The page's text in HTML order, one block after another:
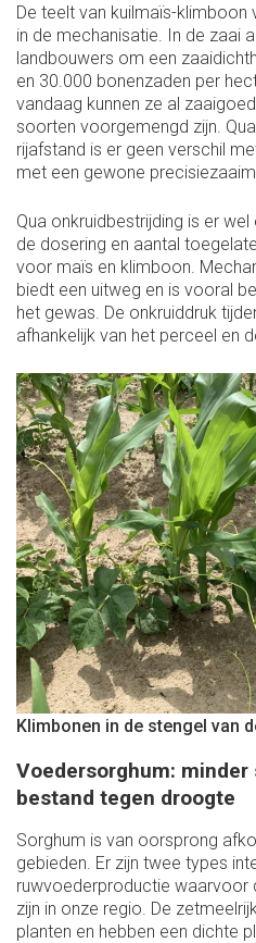
De teelt van kuilmaïs-klimboon
in de mechanisatie. In de zaai
landbouwers om een
en 30.000 bonenzaden per
vandaag kunnen ze al
soorten voorgemengd zijn.
rijafstand is er geen verschil
met een gewone
Qua onkruidbestrijding is er
de dosering en aantal
voor maïs en klimboon.
biedt een uitweg en is vooral
het gewas. De onkruiddruk
afhankelijk van het perceel en
Klimbonen in de stengel van
Voedersorghum:
bestand tegen droogte
Sorghum is van oorsprong
gebieden. Er zijn twee types
ruwvoederproductie waarvoor
zijn in onze regio. De
planten en hebben een dichte